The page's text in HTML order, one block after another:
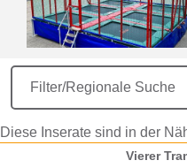
Filter/Regionale Suche
Diese Inserate sind in der
Vierer